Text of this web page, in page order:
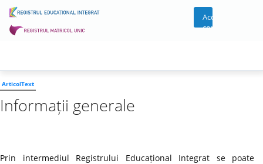
Acces
cont
ArticolText
Informații generale
Prin intermediul Registrului Educațional Integrat se poate